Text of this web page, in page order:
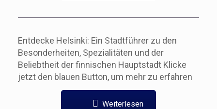
Entdecke Helsinki: Ein Stadtführer zu den
Besonderheiten, Spezialitäten und der
Beliebtheit der finnischen Hauptstadt Klicke
jetzt den blauen Button, um mehr zu erfahren
Weiterlesen